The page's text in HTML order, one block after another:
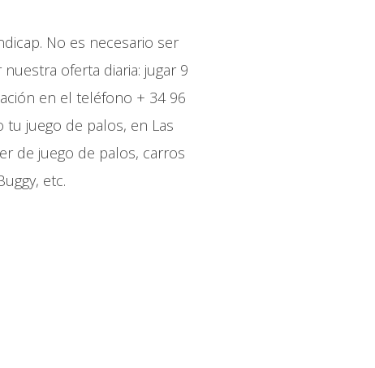
No es necesario ser
oferta diaria: jugar 9
en el teléfono + 34 96
tu juego de palos, en Las
de juego de palos, carros
etc.